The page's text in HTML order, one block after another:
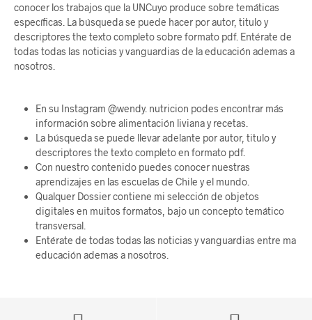
conocer los trabajos que la UNCuyo produce sobre temáticas
específicas. La búsqueda se puede hacer por autor, titulo y
descriptores the texto completo sobre formato pdf. Entérate de
todas todas las noticias y vanguardias de la educación ademas a
nosotros.
En su Instagram @wendy. nutricion podes encontrar más
información sobre alimentación liviana y recetas.
La búsqueda se puede llevar adelante por autor, titulo y
descriptores the texto completo en formato pdf.
Con nuestro contenido puedes conocer nuestras
aprendizajes en las escuelas de Chile y el mundo.
Qualquer Dossier contiene mi selección de objetos
digitales en muitos formatos, bajo un concepto temático
transversal.
Entérate de todas todas las noticias y vanguardias entre ma
educación ademas a nosotros.